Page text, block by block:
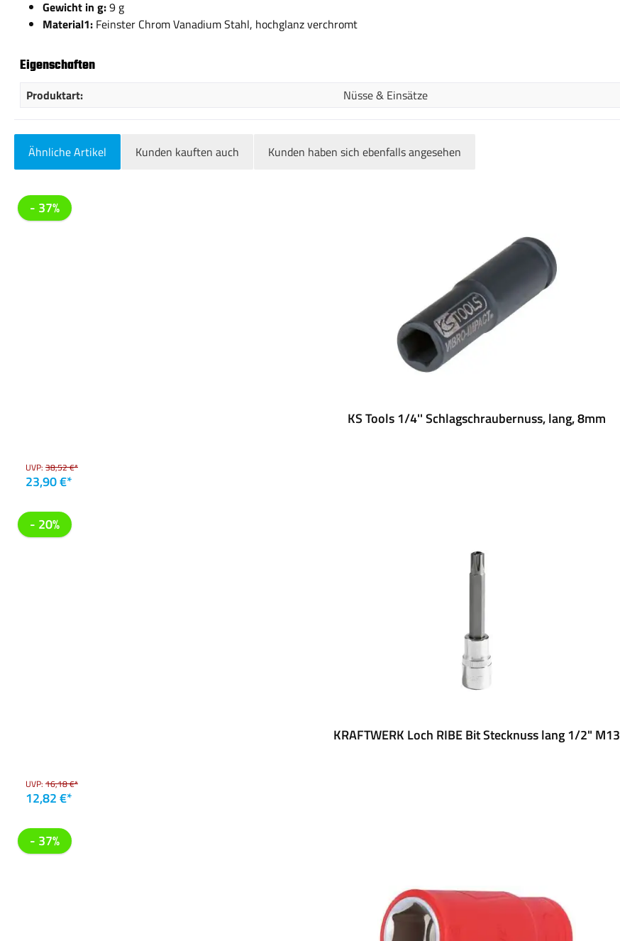
Gewicht in g:9 g
Material1: Feinster Chrom Vanadium Stahl, hochglanz verchromt
Eigenschaften
Produktart: Nüsse & Einsätze
Ähnliche Artikel Kunden kauften auch Kunden haben sich ebenfalls angesehen
Produktgalerie überspringen
- 37%
KS Tools 1/4'' Schlagschraubernuss, lang, 8mm
UVP: 38,52 €*
23,90 €*
- 20%
KRAFTWERK Loch RIBE Bit Stecknuss lang 1/2" M13
UVP: 16,18 €*
12,82 €*
- 37%